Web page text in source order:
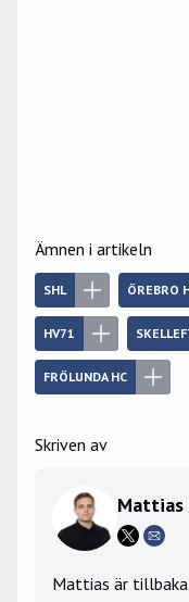
Ämnen i artikeln
SHL ÖREBRO
HV71
FRÖLUNDA HC
Skriven av
Mattias
Mattias är